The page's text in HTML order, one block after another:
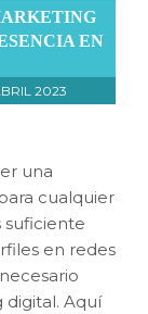
EN
2023
una
cualquier
suficiente
en redes
digital. Aquí